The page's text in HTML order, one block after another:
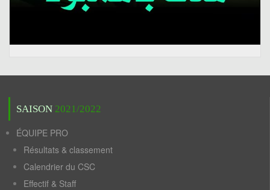
SAISON 2021/2022
ÉQUIPE PRO
Résultats & classement
Calendrier du CSC
Effectif & Staff